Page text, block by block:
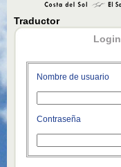
Traductor
Login
Nombre de usuario
Contraseña